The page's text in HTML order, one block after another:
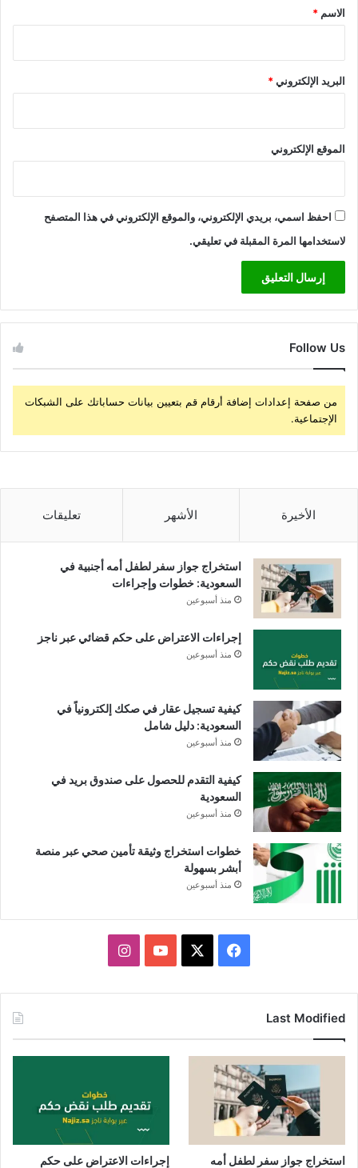
*
الاسم *
البريد الإلكتروني*
الموقع الإلكتروني
احفظ اسمي، بريدي الإلكتروني، والموقع الإلكتروني في هذا المتصفح
لاستخدامها المرة المقبلة في تعليقي.
Follow Us
من صفحة إعدادات إضافة أرقام قم بتعيين بيانات حساباتك على الشبكات
الإجتماعية.
الأخيرة الأشهر تعليقات
استخراج جواز سفر لطفل أمه أجنبية في
السعودية: خطوات وإجراءات
منذ أسبوعين
إجراءات الاعتراض على حكم قضائي عبر ناجز
منذ أسبوعين
كيفية تسجيل عقار في صكك إلكترونياً في
السعودية: دليل شامل
منذ أسبوعين
كيفية التقدم للحصول على صندوق بريد في
السعودية
منذ أسبوعين
خطوات استخراج وثيقة تأمين صحي عبر منصة
أبشر بسهولة
منذ أسبوعين
فيسبوك يوتيوبانستقرام
Last Modified
استخراج جواز سفر لطفل أمه
إجراءات الاعتراض على حكم